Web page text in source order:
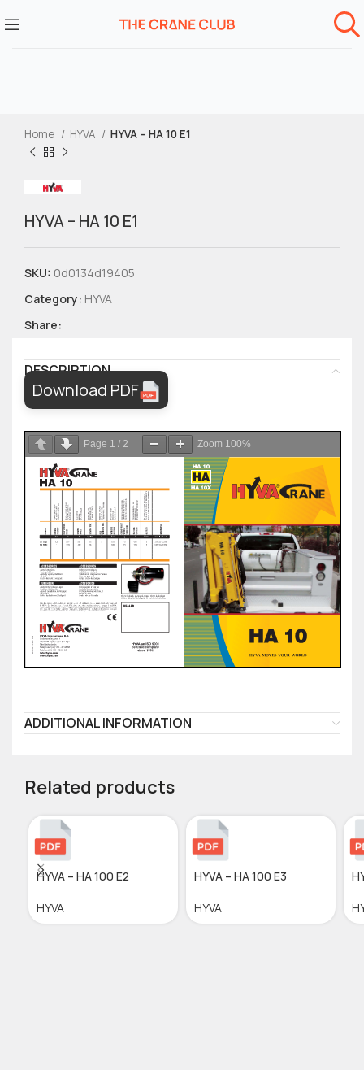
Home HYVA HYVA – HA 10 E1
HYVA – HA 10 E1
SKU: 0d0134d19405
Category: HYVA
Share:
DESCRIPTION
Download PDF
Page 1 / 2 Zoom 100%
ADDITIONAL INFORMATION
Related products
HYVA – HA 100 E2
HYVA
HYVA – HA 100 E3
HYVA